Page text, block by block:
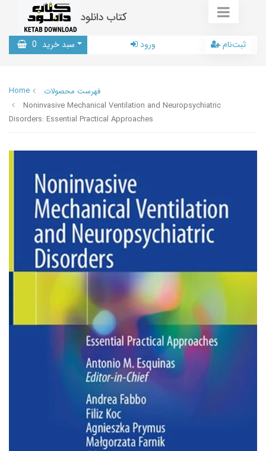
کتاب دانلود
سبد خرید 0 ورود ثبت‌نام
Home
فهرست محصولات
Noninvasive Mechanical Ventilation and Neuropsychiatric
Disorders: Essential Practical Approaches